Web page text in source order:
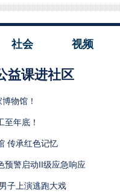
社会 视频
益课进社区
物馆！
年底！
传承红色记忆
预警启动II级应急响应
子上演逃跑大戏